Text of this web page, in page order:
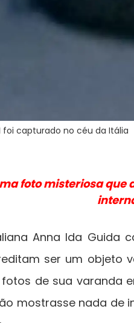
foi capturado no céu da Itália
foto misteriosa que
Anna Ida Guida
ser um objeto
de sua varanda
mostrasse nada de